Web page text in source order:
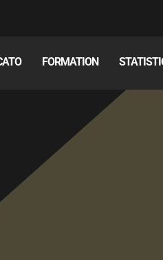
FORMATION